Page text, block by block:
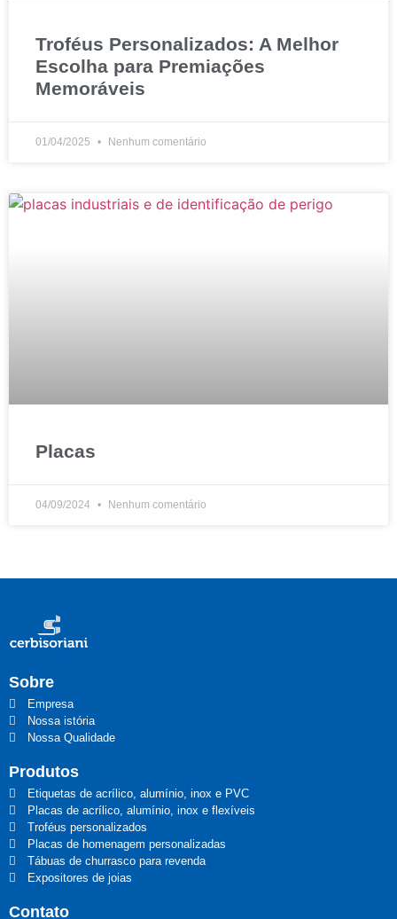
Troféus Personalizados: A Melhor
Escolha para Premiações
Memoráveis
01/04/2025 Nenhum comentário
Placas
04/09/2024 Nenhum comentário
Sobre
Empresa
Nossa istória
Nossa Qualidade
Produtos
Etiquetas de acrílico, alumínio, inox e PVC
Placas de acrílico, alumínio, inox e flexíveis
Troféus personalizados
Placas de homenagem personalizadas
Tábuas de churrasco para revenda
Expositores de joias
Contato